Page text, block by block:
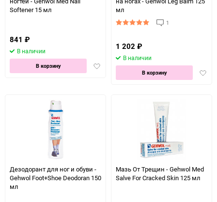
Softener 15 мл
841 ₽
В наличии
Добавить
В корзину
мл
1
1 202 ₽
В наличии
В корзину
Дезодорант для ног и обуви -
Gehwol Foot+Shoe Deodoran 150
мл
Мазь От Трещин - Gehwol Med
Salve For Cracked Skin 125 мл